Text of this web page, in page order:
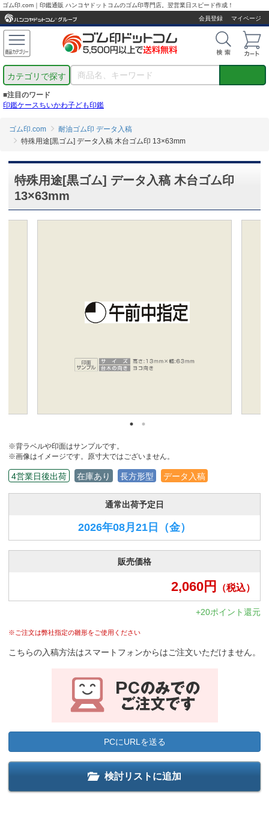
ゴム印.com｜印鑑通販 ハンコヤドットコムのゴム印専門店。翌営業日スピード作成！
会員登録
マイページ
カテゴリで探す
■注目のワード
印鑑ケースちいかわ子ども印鑑
ゴム印.com
耐油ゴム印 データ入稿
特殊用途[黒ゴム] データ入稿 木台ゴム印 13×63mm
特殊用途[黒ゴム] データ入稿 木台ゴム印
13×63mm
※背ラベルや印面はサンプルです。
※画像はイメージです。原寸大ではございません。
4営業日後出荷 在庫あり 長方形型 データ入稿
通常出荷予定日
2026年08月21日 （金）
販売価格
2,060円 （税込）
+20ポイント還元
※ご注文は弊社指定の雛形をご使用ください
こちらの入稿方法はスマートフォンからはご注文いただけません。
PCにURLを送る
検討リストに追加